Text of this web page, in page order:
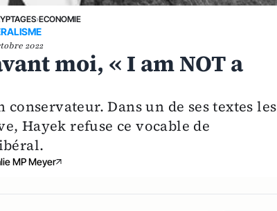
›ECONOMIE
2022
moi, « I am NOT a
Dans un de ses textes les
Hayek refuse ce vocable de
MP Meyer